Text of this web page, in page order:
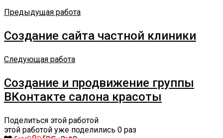
Предыдущая работа
Создание сайта частной клиники
Следующая работа
Создание и продвижение группы
ВКонтакте салона красоты
Поделиться этой работой
этой работой уже поделились 0 раз